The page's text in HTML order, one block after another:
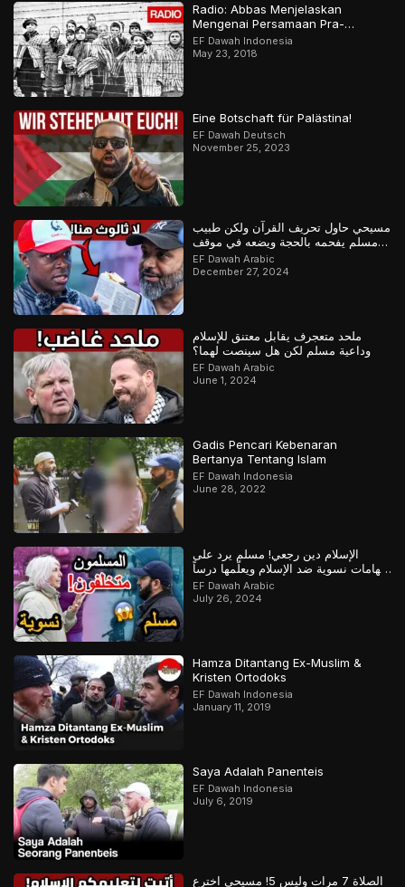
Radio: Abbas Menjelaskan
Mengenai Persamaan Pra-
Holokaus Dan Islamofobia.
EF Dawah Indonesia
May 23, 2018
Eine Botschaft für Palästina!
EF Dawah Deutsch
November 25, 2023
مسيحي حاول تحريف القرآن ولكن طبيب
مسلم يفحمه بالحجة ويضعه في موقف
محرج
EF Dawah Arabic
December 27, 2024
ملحد متعجرف يقابل معتنق للإسلام
وداعية مسلم لكن هل سينصت لهما؟
EF Dawah Arabic
June 1, 2024
Gadis Pencari Kebenaran
Bertanya Tentang Islam
EF Dawah Indonesia
June 28, 2022
الإسلام دين رجعي! مسلم يرد على
اتهامات نسوية ضد الإسلام ويعلّمها درساً
لن تنساه
EF Dawah Arabic
July 26, 2024
Hamza Ditantang Ex-Muslim &
Kristen Ortodoks
EF Dawah Indonesia
January 11, 2019
Saya Adalah Panenteis
EF Dawah Indonesia
July 6, 2019
الصلاة 7 مرات وليس 5! مسيحي اخترع